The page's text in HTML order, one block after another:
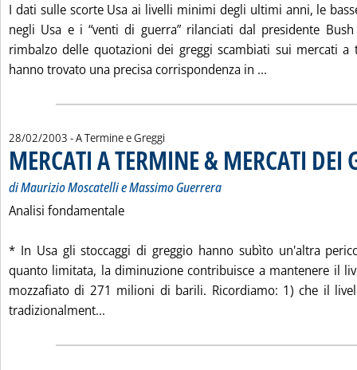
I dati sulle scorte Usa ai livelli minimi degli ultimi anni, le
negli Usa e i “venti di guerra” rilanciati dal presidente
rimbalzo delle quotazioni dei greggi scambiati sui mercati
hanno trovato una precisa corrispondenza in ...
28/02/2003 - A Termine e Greggi
MERCATI A TERMINE & MERCATI DEI
di Maurizio Moscatelli e Massimo Guerrera
Analisi fondamentale
* In Usa gli stoccaggi di greggio hanno subìto un'altra
quanto limitata, la diminuzione contribuisce a mantenere il
mozzafiato di 271 milioni di barili. Ricordiamo: 1) che il
tradizionalment...